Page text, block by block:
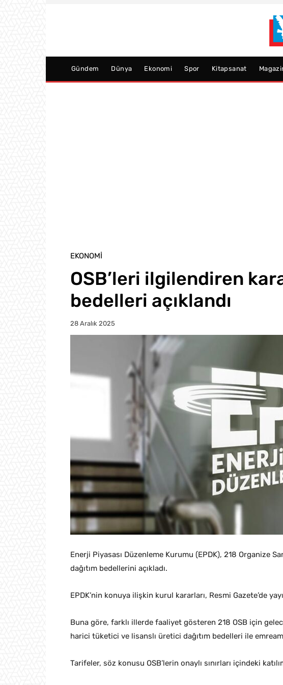
Gündem Dünya Ekonomi Spor Kitapsanat
EKONOMI
OSB’leri ilgilendiren
bedelleri açıklandı
28 Aralık 2025
Enerji Piyasası Düzenleme Kurumu (EPDK), 218 Organize
dağıtım bedellerini açıkladı.
EPDK’nin konuya ilişkin kurul kararları, Resmi Gazete’de
Buna göre, farklı illerde faaliyet gösteren 218 OSB için
harici tüketici ve lisanslı üretici dağıtım bedelleri ile
Tarifeler, söz konusu OSB’lerin onaylı sınırları içindeki